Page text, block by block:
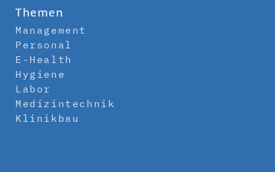
Themen
Management
Personal
E-Health
Hygiene
Labor
Medizintechnik
Klinikbau